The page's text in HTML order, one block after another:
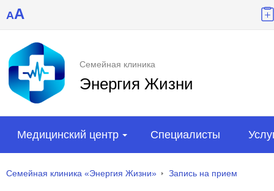
AA
Семейная клиника
Энергия Жизни
Медицинский центр Специалисты
Семейная клиника «Энергия Жизни» Запись на прием